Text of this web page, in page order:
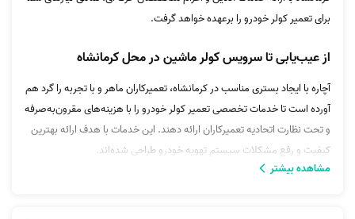
برای تعمیر کولر خودرو را برعهده خواهد گرفت.
از عیب‌یابی تا سرویس کولر ماشین در محل کرمانشاه
آچاره با ایجاد بستری مناسب در کرمانشاه، تعمیرکاران ماهر و با تجربه را گرد هم
آورده است تا خدمات تخصصی تعمیر کولر خودرو را با هزینه‌های مقرون‌به‌صرفه
و تحت نظارت اتحادیه تعمیرکاران ارائه دهند. این خدمات با هدف ارائه بهترین
کیفیت و رفع مشکلات سیستم تهویه خودرو طراحی شده‌اند.
یکی از مهم‌ترین مزایای خدمات تعمیر کولر خودرو در کرمانشاه توسط آچاره،
مشاهده بیشتر